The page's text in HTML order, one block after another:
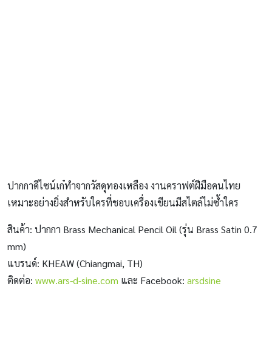
ปากกาดีไซน์เก๋ทำจากวัสดุทองเหลือง งานคราฟต์ฝีมือคนไทย
เหมาะอย่างยิ่งสำหรับใครที่ชอบเครื่องเขียนมีสไตล์ไม่ซ้ำใคร
สินค้า: ปากกา Brass Mechanical Pencil Oil (รุ่น Brass Satin 0.7
mm)
แบรนด์: KHEAW (Chiangmai, TH)
ติดต่อ: www.ars-d-sine.com และ Facebook: arsdsine